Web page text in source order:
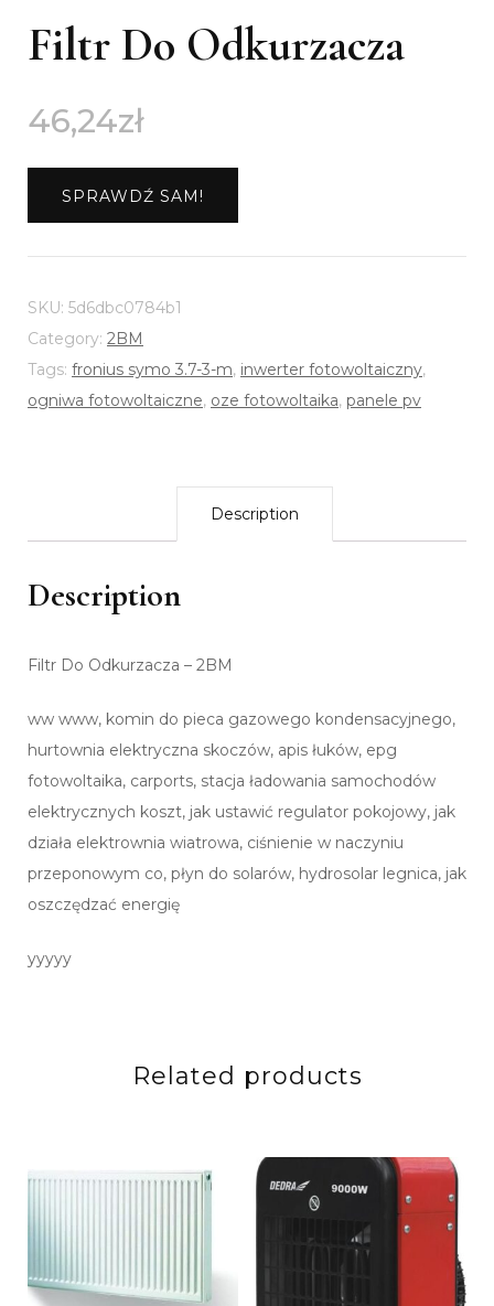
Filtr Do Odkurzacza
46,24zł
SPRAWDŹ SAM!
SKU: 5d6dbc0784b1
Category: 2BM
Tags: fronius symo 3.7-3-m, inwerter fotowoltaiczny,
ogniwa fotowoltaiczne, oze fotowoltaika, panele pv
Description
Description
Filtr Do Odkurzacza – 2BM
ww www, komin do pieca gazowego kondensacyjnego,
hurtownia elektryczna skoczów, apis łuków, epg
fotowoltaika, carports, stacja ładowania samochodów
elektrycznych koszt, jak ustawić regulator pokojowy, jak
działa elektrownia wiatrowa, ciśnienie w naczyniu
przeponowym co, płyn do solarów, hydrosolar legnica, jak
oszczędzać energię
yyyyy
Related products